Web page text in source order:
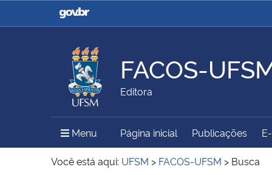
Casa Civil
Ministério da Justiça e
Ministério da Agricultura,
Pecuária e Abastecimento
Ministério da Educação
Ministério do Meio Ambiente Ministério do Turismo
FACOS-
Editora
Menu Menu Principal do Sítio
Página inicial Publicações
Você está aqui: UFSM > FACOS-UFSM > Busca